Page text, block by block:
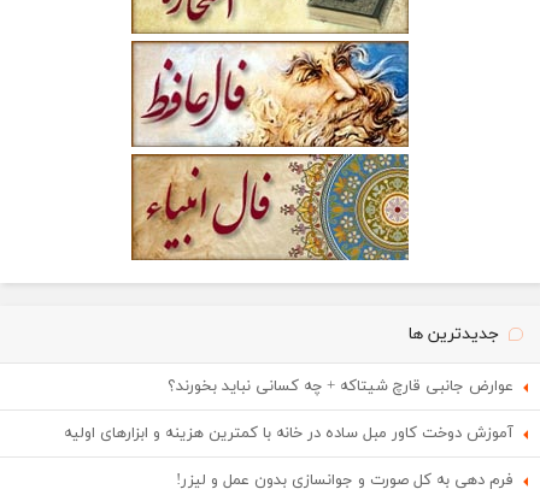
جدیدترین ها
عوارض جانبی قارچ شیتاکه + چه کسانی نباید بخورند؟
آموزش دوخت کاور مبل ساده در خانه با کمترین هزینه و ابزارهای اولیه
فرم دهی به کل صورت و جوانسازی بدون عمل و لیزر!